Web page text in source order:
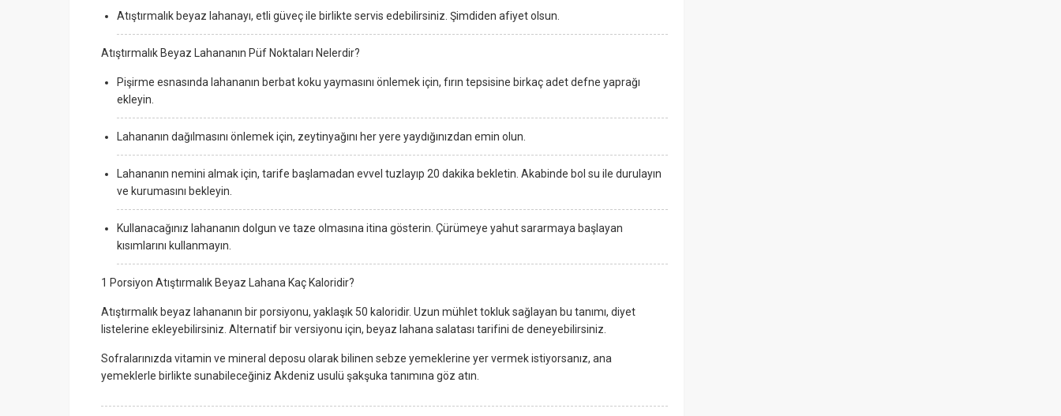
Atıştırmalık beyaz lahanayı, etli güveç ile birlikte servis edebilirsiniz. Şimdiden afiyet olsun.
Atıştırmalık Beyaz Lahananın Püf Noktaları Nelerdir?
Pişirme esnasında lahananın berbat koku yaymasını önlemek için, fırın tepsisine birkaç adet defne yaprağı
ekleyin.
Lahananın dağılmasını önlemek için, zeytinyağını her yere yaydığınızdan emin olun.
Lahananın nemini almak için, tarife başlamadan evvel tuzlayıp 20 dakika bekletin. Akabinde bol su ile durulayın
ve kurumasını bekleyin.
Kullanacağınız lahananın dolgun ve taze olmasına itina gösterin. Çürümeye yahut sararmaya başlayan
kısımlarını kullanmayın.
1 Porsiyon Atıştırmalık Beyaz Lahana Kaç Kaloridir?
Atıştırmalık beyaz lahananın bir porsiyonu, yaklaşık 50 kaloridir. Uzun mühlet tokluk sağlayan bu tanımı, diyet
listelerine ekleyebilirsiniz. Alternatif bir versiyonu için, beyaz lahana salatası tarifini de deneyebilirsiniz.
Sofralarınızda vitamin ve mineral deposu olarak bilinen sebze yemeklerine yer vermek istiyorsanız, ana
yemeklerle birlikte sunabileceğiniz Akdeniz usulü şakşuka tanımına göz atın.